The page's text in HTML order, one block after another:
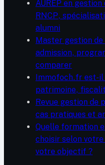
AUREP en
RNCP,
alumni
Master gestion
admission,
comparer
Immofoch.fr est-
patrimoine,
Revue gestion de
cas pratiques et
Quelle formation
choisir selon
votre objectif ?